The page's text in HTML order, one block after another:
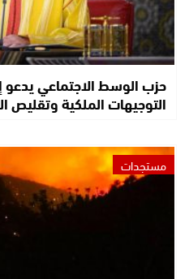
حزب الوسط الاجتماعي يدعو
التوجيهات الملكية وتقليص
مستجدات